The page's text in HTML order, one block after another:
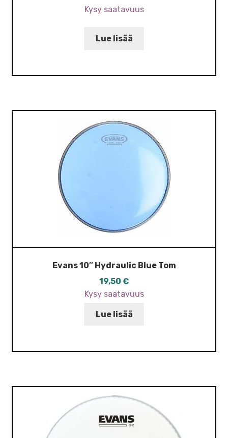
Kysy saatavuus
Lue lisää
Evans 10″ Hydraulic Blue Tom
19,50 €
Kysy saatavuus
Lue lisää